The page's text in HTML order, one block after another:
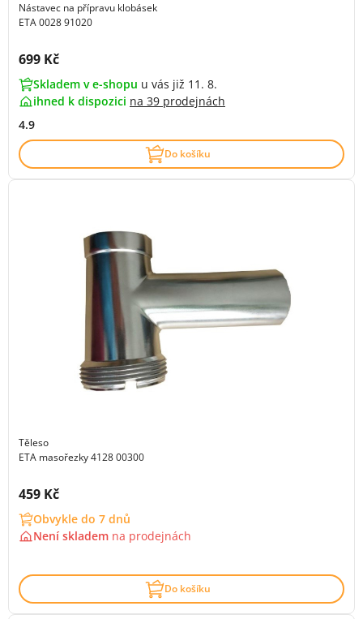
Nástavec na přípravu klobásek
ETA 0028 91020
Cena s DPH:
699 Kč
Skladem v e-shopu u vás již 11. 8.
ihned k dispozici na 39 prodejnách
4.9
Do košíku
Těleso
ETA masořezky 4128 00300
Cena s DPH:
459 Kč
Obvykle do 7 dnů
Není skladem na prodejnách
Do košíku